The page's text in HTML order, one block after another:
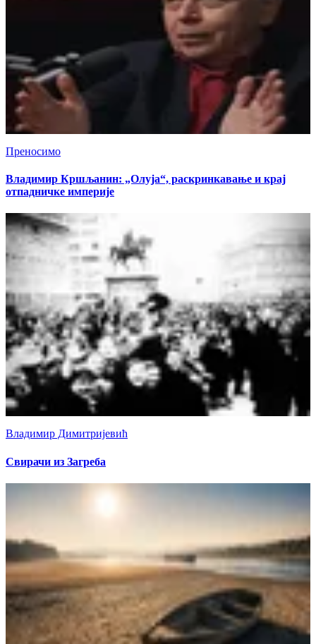
Преносимо
Владимир Кршљанин: „Олуја“, раскринкавање и крај
отпадничке империје
Владимир Димитријевић
Свирачи из Загреба